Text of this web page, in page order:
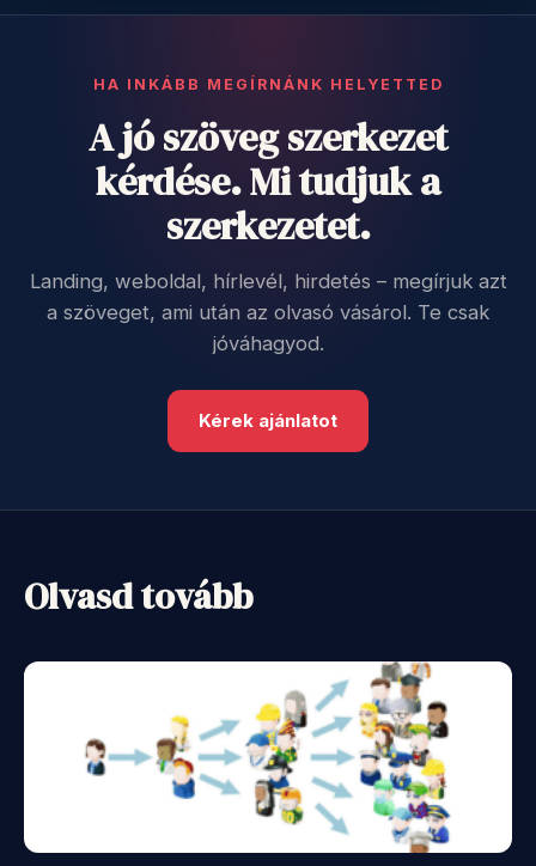
HA INKÁBB MEGÍRNÁNK HELYETTED
A jó szöveg szerkezet
kérdése. Mi tudjuk a
szerkezetet.
Landing, weboldal, hírlevél, hirdetés – megírjuk azt
a szöveget, ami után az olvasó vásárol. Te csak
jóváhagyod.
Kérek ajánlatot
Olvasd tovább